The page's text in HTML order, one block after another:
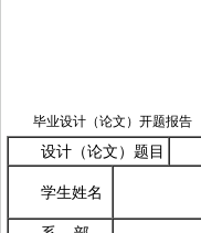
毕业设计（论文）开题报告
设计（论文）题目
学生姓名